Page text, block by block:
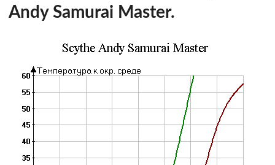
Andy Samurai Master.